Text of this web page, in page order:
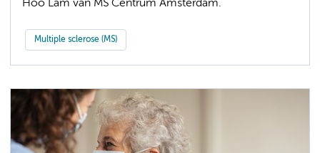
Hoo Lam van MS Centrum Amsterdam.
Multiple sclerose (MS)